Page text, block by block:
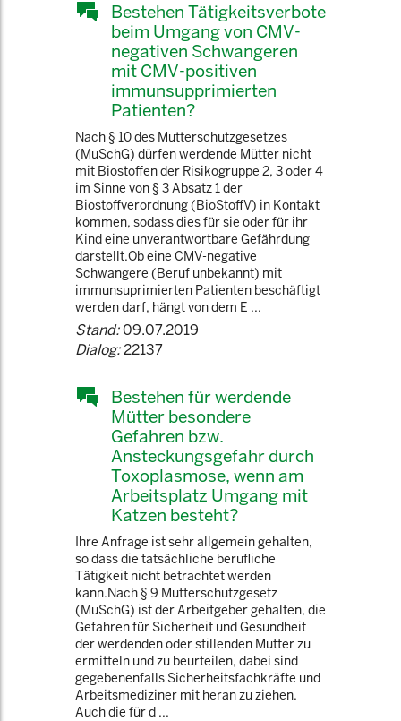
Bestehen Tätigkeitsverbote
beim Umgang von CMV-
negativen Schwangeren
mit CMV-positiven
immunsupprimierten
Patienten?
Nach § 10 des Mutterschutzgesetzes
(MuSchG) dürfen werdende Mütter nicht
mit Biostoffen der Risikogruppe 2, 3 oder 4
im Sinne von § 3 Absatz 1 der
Biostoffverordnung (BioStoffV) in Kontakt
kommen, sodass dies für sie oder für ihr
Kind eine unverantwortbare Gefährdung
darstellt.Ob eine CMV-negative
Schwangere (Beruf unbekannt) mit
immunsuprimierten Patienten beschäftigt
werden darf, hängt von dem E ...
Stand:09.07.2019
Dialog:22137
Bestehen für werdende
Mütter besondere
Gefahren bzw.
Ansteckungsgefahr durch
Toxoplasmose, wenn am
Arbeitsplatz Umgang mit
Katzen besteht?
Ihre Anfrage ist sehr allgemein gehalten,
so dass die tatsächliche berufliche
Tätigkeit nicht betrachtet werden
kann.Nach § 9 Mutterschutzgesetz
(MuSchG) ist der Arbeitgeber gehalten, die
Gefahren für Sicherheit und Gesundheit
der werdenden oder stillenden Mutter zu
ermitteln und zu beurteilen, dabei sind
gegebenenfalls Sicherheitsfachkräfte und
Arbeitsmediziner mit heran zu ziehen.
Auch die für d ...